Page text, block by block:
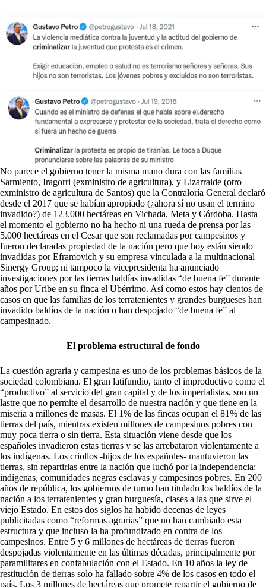
No parece el gobierno tener la misma mano dura con las familias
Sarmiento, Iragorri (exministro de agricultura), y Lizarralde (otro
exministro de agricultura de Santos) que la Contraloría General declaró
desde el 2017 que se habían apropiado (¿ahora sí no usan el termino
invadido?) de 123.000 hectáreas en Vichada, Meta y Córdoba. Hasta
el momento el gobierno no ha hecho ni una rueda de prensa por las
5.000 hectáreas en el Cesar que son reclamadas por campesinos y
fueron declaradas propiedad de la nación pero que hoy están siendo
invadidas por Eframovich y su empresa vinculada a la multinacional
Sinergy Group; ni tampoco la vicepresidenta ha anunciado
investigaciones por las tierras baldías invadidas “de buena fe” durante
años por Uribe en su finca el Ubérrimo. Así como estos hay cientos de
casos en que las familias de los terratenientes y grandes burgueses han
invadido baldíos de la nación o han despojado “de buena fe” al
campesinado.
El problema estructural de fondo
La cuestión agraria y campesina es uno de los problemas básicos de la
sociedad colombiana. El gran latifundio, tanto el improductivo como el
“productivo” al servicio del gran capital y de los imperialistas, son un
lastre que no permite el desarrollo de nuestra nación y que tiene en la
miseria a millones de masas. El 1% de las fincas ocupan el 81% de las
tierras del país, mientras existen millones de campesinos pobres con
muy poca tierra o sin tierra. Esta situación viene desde que los
españoles invadieron estas tierras y se las arrebataron violentamente a
los indígenas. Los criollos -hijos de los españoles- mantuvieron las
tierras, sin repartirlas entre la nación que luchó por la independencia:
indígenas, comunidades negras esclavas y campesinos pobres. En 200
años de república, los gobiernos de turno han titulado los baldíos de la
nación a los terratenientes y gran burguesía, clases a las que sirve el
viejo Estado. En estos dos siglos ha habido decenas de leyes
publicitadas como “reformas agrarias” que no han cambiado esta
estructura y que incluso la ha profundizado en contra de los
campesinos. Entre 5 y 6 millones de hectáreas de tierras fueron
despojadas violentamente en las últimas décadas, principalmente por
paramilitares en confabulación con el Estado. En 10 años la ley de
restitución de tierras solo ha fallado sobre 4% de los casos en todo el
país. Los 3 millones de hectáreas que promete repartir el gobierno de